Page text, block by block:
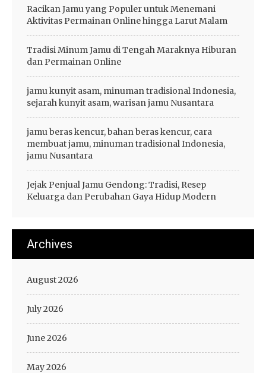
Racikan Jamu yang Populer untuk Menemani
Aktivitas Permainan Online hingga Larut Malam
Tradisi Minum Jamu di Tengah Maraknya Hiburan
dan Permainan Online
jamu kunyit asam, minuman tradisional Indonesia,
sejarah kunyit asam, warisan jamu Nusantara
jamu beras kencur, bahan beras kencur, cara
membuat jamu, minuman tradisional Indonesia,
jamu Nusantara
Jejak Penjual Jamu Gendong: Tradisi, Resep
Keluarga dan Perubahan Gaya Hidup Modern
Archives
August 2026
July 2026
June 2026
May 2026